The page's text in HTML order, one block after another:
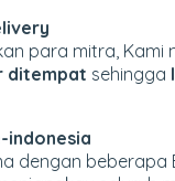
para mitra, Kami
ditempat sehingga
indonesia
dengan beberapa